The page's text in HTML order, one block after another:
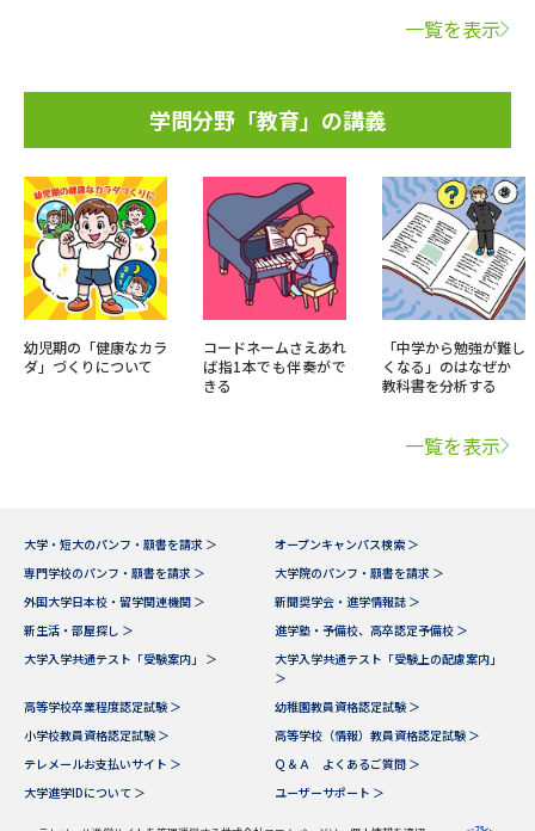
一覧を表示
学問分野「教育」の講義
幼児期の「健康なカラ
ダ」づくりについて
コードネームさえあれ
ば指1本でも伴奏がで
きる
「中学から勉強が難し
くなる」のはなぜか
教科書を分析する
一覧を表示
大学・短大のパンフ・願書を請求 ＞
オープンキャンパス検索 ＞
専門学校のパンフ・願書を請求 ＞
大学院のパンフ・願書を請求 ＞
外国大学日本校・留学関連機関 ＞
新聞奨学会・進学情報誌 ＞
新生活・部屋探し ＞
進学塾・予備校、高卒認定予備校 ＞
大学入学共通テスト「受験案内」 ＞
大学入学共通テスト「受験上の配慮案内」
＞
高等学校卒業程度認定試験 ＞
幼稚園教員資格認定試験 ＞
小学校教員資格認定試験 ＞
高等学校（情報）教員資格認定試験 ＞
テレメールお支払いサイト ＞
Ｑ＆Ａ よくあるご質問 ＞
大学進学IDについて ＞
ユーザーサポート ＞